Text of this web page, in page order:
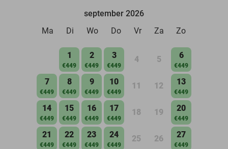
september 2026
Ma
Di Wo Do Vr Za Zo
1
€449
2
€449
3
€449
4 5 6
€449
7
€449
8
€449
9
€449
10
€449
11 12 13
€449
14
€449
15
€449
16
€449
17
€449
18 19 20
€449
21
€449
22
€449
23
€449
24
€449
25 26 27
€449